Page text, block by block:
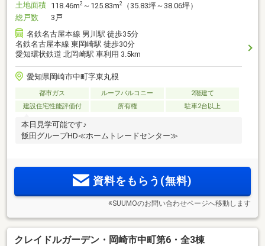
土地面積 118.46m2 ～125.83m2
（35.83坪～38.06坪）
総戸数
3戸
名鉄名古屋本線 男川駅 徒歩35分
名鉄名古屋本線 東岡崎駅 徒歩30分
愛知環状鉄道 北岡崎駅 車利用 3.5km
愛知県岡崎市中町字東丸根
都市ガス ルーフバルコニー
2階建て
建設住宅性能評価付
所有権 駐車2台以上
本日見学可能です♪
飯田グループHD≪ホームトレードセンター≫
資料をもらう(無料)
※SUUMOのお問い合わせページへ移動します
クレイドルガーデン・岡崎市中町第6・全3棟